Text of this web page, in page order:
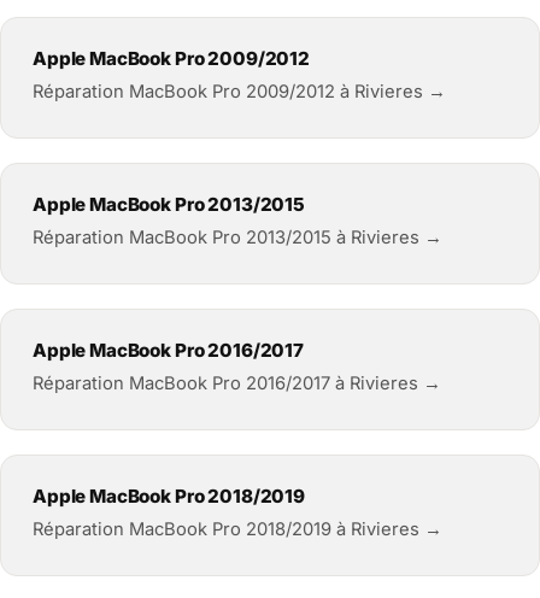
Apple MacBook Pro 2009/2012
Réparation MacBook Pro 2009/2012 à Rivieres →
Apple MacBook Pro 2013/2015
Réparation MacBook Pro 2013/2015 à Rivieres →
Apple MacBook Pro 2016/2017
Réparation MacBook Pro 2016/2017 à Rivieres →
Apple MacBook Pro 2018/2019
Réparation MacBook Pro 2018/2019 à Rivieres →